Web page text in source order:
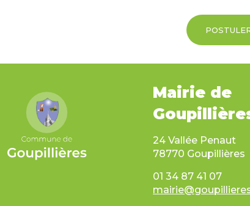
Mairie de
24 Vallée Penaut
78770 Goupillières
01 34 87 41 07